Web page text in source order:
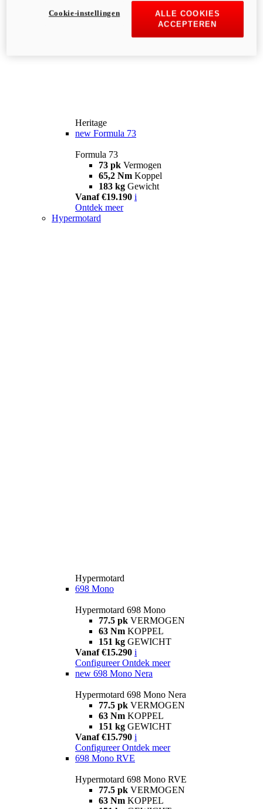
Heritage
new Formula 73
Formula 73
73 pk Vermogen
65,2 Nm Koppel
183 kg Gewicht
Vanaf €19.190 i
Ontdek meer
Hypermotard
Hypermotard
698 Mono
Hypermotard 698 Mono
77.5 pk VERMOGEN
63 Nm KOPPEL
151 kg GEWICHT
Vanaf €15.290 i
Configureer Ontdek meer
new 698 Mono Nera
Hypermotard 698 Mono Nera
77.5 pk VERMOGEN
63 Nm KOPPEL
151 kg GEWICHT
Vanaf €15.790 i
Configureer Ontdek meer
698 Mono RVE
Hypermotard 698 Mono RVE
77.5 pk VERMOGEN
63 Nm KOPPEL
ALLE COOKIES
ACCEPTEREN
Cookie-instellingen